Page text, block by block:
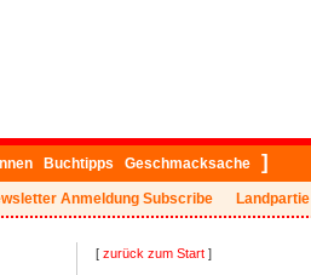
Buchtipps Geschmacksache ]
Subscribe Landpartie
[ zurück zum Start ]